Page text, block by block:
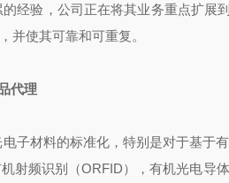
经验，公司正在将其业务重点扩展
并使其可靠和可重复。
代理
子材料的标准化，特别是对于基于
机射频识别（ORFID），有机光电导